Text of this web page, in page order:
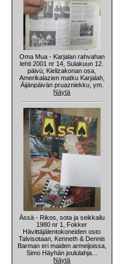
Oma Mua - Karjalan rahvahan
lehti 2001 nr 14, Sulakuun 12.
päivü; Kielizakonan osa,
Amerikalazien matku Karjalah,
Äijänpäivän pruazniekku, ym.
Näytä
Ässä - Rikos, sota ja seikkailu
1980 nr 1, Fokker
Hävittäjälentokoneiden osto
Talvisotaan, Kenneth & Dennis
Barman eri maiden armeijoissa,
Simo Häyhän joululahja...
Näytä